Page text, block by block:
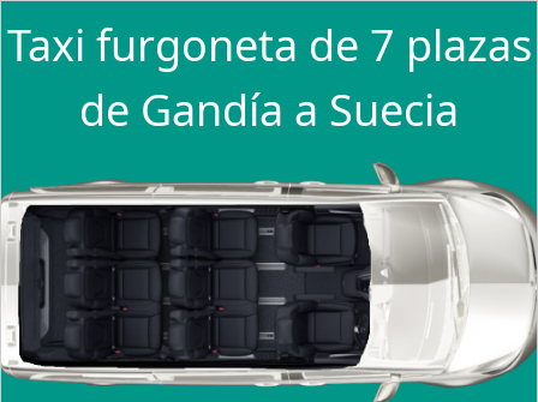
Taxi furgoneta de 7 plazas
de Gandía a Suecia